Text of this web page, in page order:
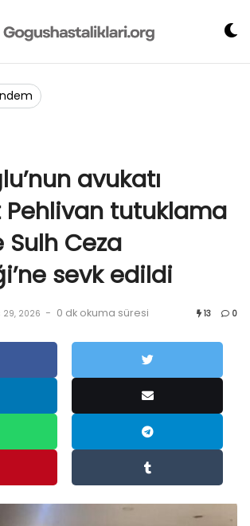
avukatı
Pehlivan tutuklama
Ceza
sevk edildi
29, 2026 - 0 dk okuma süresi 13 0